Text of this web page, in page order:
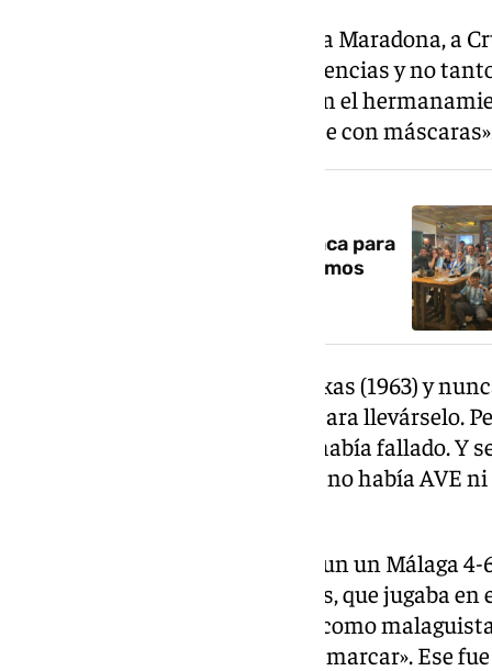
«He visto a Pelé irse expulsado, a Maradona, a
con anhelo aquellas bonitas vivencias y no
con el Granada, nada que ver con el
ir a Granada como aquel que dice con
Dublín, más malaguista que nunca para
el playoff: «Disfrutamos y sufrimos
«Un año vino el Madrid con Puskas (1963) y
del sol y alquiló una furgoneta para llevárselo.
penalti a Puskas, que nunca lo había fallado. Y
alquilada para arriba. Entonces no había AVE
Otra anécdota se encuentra en un un Málaga
portero que se llamaba Lasheras, que jugaba
fichó el Málaga. En ese partido, como
la portería del Málaga se dejaba marcar». Ese